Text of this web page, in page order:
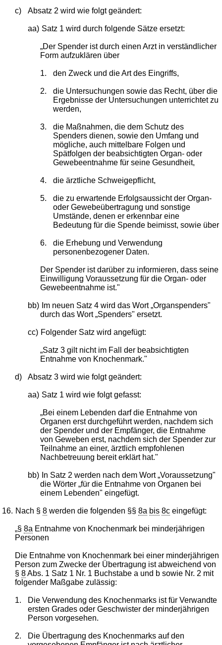
c) Absatz 2 wird wie folgt geändert:
aa) Satz 1 wird durch folgende Sätze ersetzt:
„Der Spender ist durch einen Arzt in verständlicher
Form aufzuklären über
1. den Zweck und die Art des Eingriffs,
2.
die Untersuchungen sowie das Recht, über die
Ergebnisse der Untersuchungen unterrichtet zu
werden,
3.
die Maßnahmen, die dem Schutz des
Spenders dienen, sowie den Umfang und
mögliche, auch mittelbare Folgen und
Spätfolgen der beabsichtigten Organ- oder
Gewebeentnahme für seine Gesundheit,
4. die ärztliche Schweigepflicht,
5.
die zu erwartende Erfolgsaussicht der Organ-
oder Gewebeübertragung und sonstige
Umstände, denen er erkennbar eine
Bedeutung für die Spende beimisst, sowie über
6.
die Erhebung und Verwendung
personenbezogener Daten.
Der Spender ist darüber zu informieren, dass seine
Einwilligung Voraussetzung für die Organ- oder
Gewebeentnahme ist."
bb)
Im neuen Satz 4 wird das Wort „Organspenders"
durch das Wort „Spenders" ersetzt.
cc) Folgender Satz wird angefügt:
„Satz 3 gilt nicht im Fall der beabsichtigten
Entnahme von Knochenmark."
d) Absatz 3 wird wie folgt geändert:
aa) Satz 1 wird wie folgt gefasst:
„Bei einem Lebenden darf die Entnahme von
Organen erst durchgeführt werden, nachdem sich
der Spender und der Empfänger, die Entnahme
von Geweben erst, nachdem sich der Spender zur
Teilnahme an einer, ärztlich empfohlenen
Nachbetreuung bereit erklärt hat."
bb)
In Satz 2 werden nach dem Wort „Voraussetzung"
die Wörter „für die Entnahme von Organen bei
einem Lebenden" eingefügt.
16. Nach §8 werden die folgenden §§8a bis 8c eingefügt:
„§8a Entnahme von Knochenmark bei minderjährigen
Personen
Die Entnahme von Knochenmark bei einer minderjährigen
Person zum Zwecke der Übertragung ist abweichend von
§8Abs. 1 Satz 1 Nr. 1 Buchstabe a und b sowie Nr. 2 mit
folgender Maßgabe zulässig:
1.
Die Verwendung des Knochenmarks ist für Verwandte
ersten Grades oder Geschwister der minderjährigen
Person vorgesehen.
2.
Die Übertragung des Knochenmarks auf den